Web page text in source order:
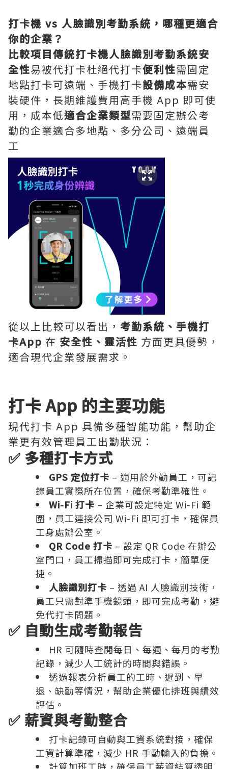
打卡機 vs 人臉識別考勤系統，哪種更適合
你的企業？
比較項目傳統打卡機人臉識別考勤系統安
全性易被代打卡杜絕代打卡便利性需固定
地點打卡可遠端、手機打卡設備成本需安
裝硬件，長期維護費用高手機 App 即可使
用，成本低適合企業類型需要固定辦公考
勤的企業適合多地點、多分公司、遠端員
工
從以上比較可以看出， 考勤系統、手機打
卡App 在 安全性、靈活性 方面更具優勢，
適合現代企業發展需求。
打卡 App 的主要功能
現代打卡 App 具備多種智能功能，幫助企
業更有效管理員工出勤狀況：
✅ 多種打卡方式
GPS 定位打卡 – 適用於外勤員工，可記
錄員工實際所在位置，確保考勤準確性。
Wi-Fi 打卡 – 企業可設定特定 Wi-Fi 範
圍，員工連接公司 Wi-Fi 即可打卡，確保員
工身處辦公室。
QR Code 打卡 – 設定 QR Code 在辦公
室門口，員工掃描即可完成打卡，簡單便
捷。
人臉識別打卡 – 透過 AI 人臉識別技術，
員工只需對準手機鏡頭，即可完成考勤，避
免代打卡問題。
✅ 自動生成考勤報告
HR 可隨時查閱每日、每週、每月的考勤
記錄，減少人工統計的時間與錯誤。
透過報表分析員工的工時、遲到、早
退、缺勤等情況，幫助企業優化排班與績效
評估。
✅ 薪資與考勤整合
打卡記錄可自動與工資系統對接，確保
工資計算準確，減少 HR 手動輸入的負擔。